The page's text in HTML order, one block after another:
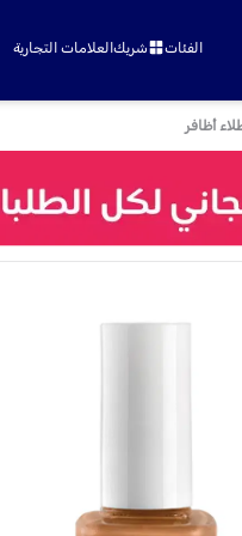
الفئات شريكالعلامات التجارية